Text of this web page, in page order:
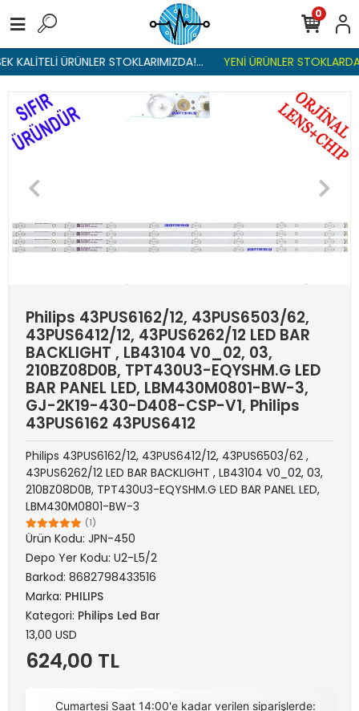
KALİTELİ ÜRÜNLER STOKLARIMIZDA!... YENİ ÜRÜNLER
0
Philips 43PUS6162/12, 43PUS6503/62,
43PUS6412/12, 43PUS6262/12 LED BAR
BACKLIGHT , LB43104 V0_02, 03,
210BZ08D0B, TPT430U3-EQYSHM.G LED
BAR PANEL LED, LBM430M0801-BW-3,
GJ-2K19-430-D408-CSP-V1, Philips
43PUS6162 43PUS6412
Philips 43PUS6162/12, 43PUS6412/12, 43PUS6503/62 ,
43PUS6262/12 LED BAR BACKLIGHT , LB43104 V0_02, 03,
210BZ08D0B, TPT430U3-EQYSHM.G LED BAR PANEL LED,
LBM430M0801-BW-3
(1)
Ürün Kodu: JPN-450
Depo Yer Kodu: U2-L5/2
Barkod: 8682798433516
Marka: PHILIPS
Kategori: Philips Led Bar
13,00 USD
624,00 TL
Cumartesi Saat 14:00'e kadar verilen siparişlerde: